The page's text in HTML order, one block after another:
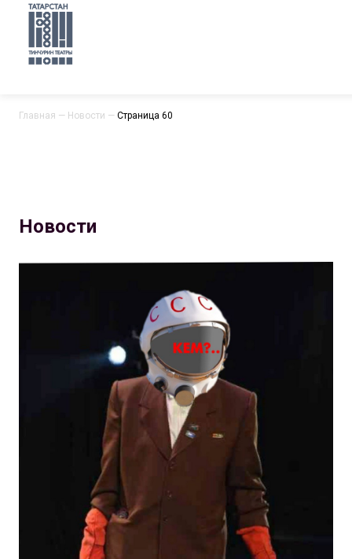
Главная — Новости — Страница 60
Новости